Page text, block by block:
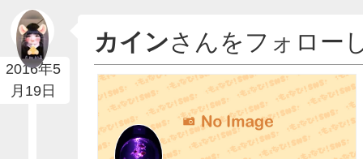
2016年5
月19日
カインさんをフォロー